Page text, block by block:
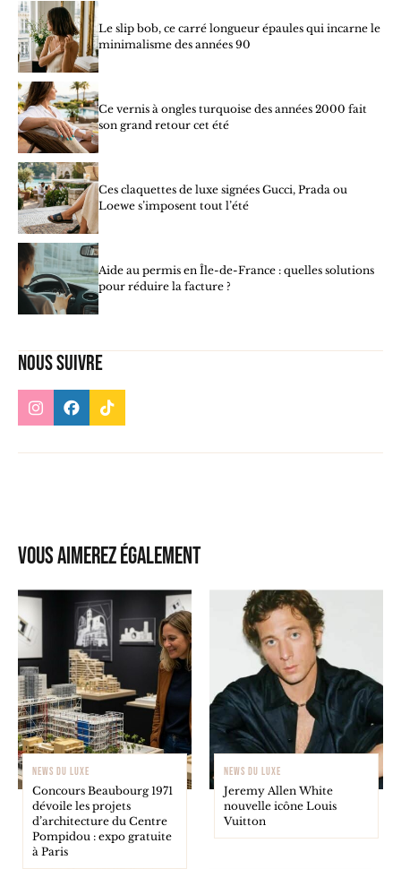
Le slip bob, ce carré longueur épaules qui incarne le
minimalisme des années 90
Ce vernis à ongles turquoise des années 2000 fait
son grand retour cet été
Ces claquettes de luxe signées Gucci, Prada ou
Loewe s’imposent tout l’été
Aide au permis en Île-de-France : quelles solutions
pour réduire la facture ?
Nous suivre
Vous aimerez également
NEWS DU LUXE
Concours Beaubourg 1971
dévoile les projets
d’architecture du Centre
Pompidou : expo gratuite
à Paris
NEWS DU LUXE
Jeremy Allen White
nouvelle icône Louis
Vuitton